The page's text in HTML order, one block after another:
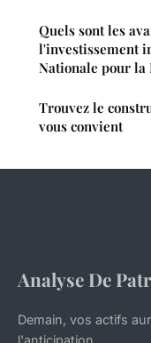
Quels sont les
l'investissement
Nationale pour la
Trouvez le
vous convient
Analyse De
Demain, vos actifs
l'anticipation.